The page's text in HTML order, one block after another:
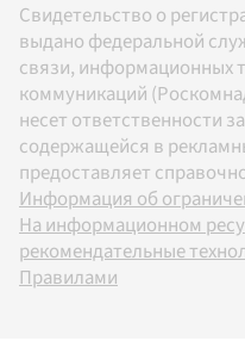
Свидетельство о
выдано федеральной
связи, информационных
коммуникаций
несет ответственности
содержащейся в
предоставляет
Информация об
На информационном
рекомендательные
Правилами